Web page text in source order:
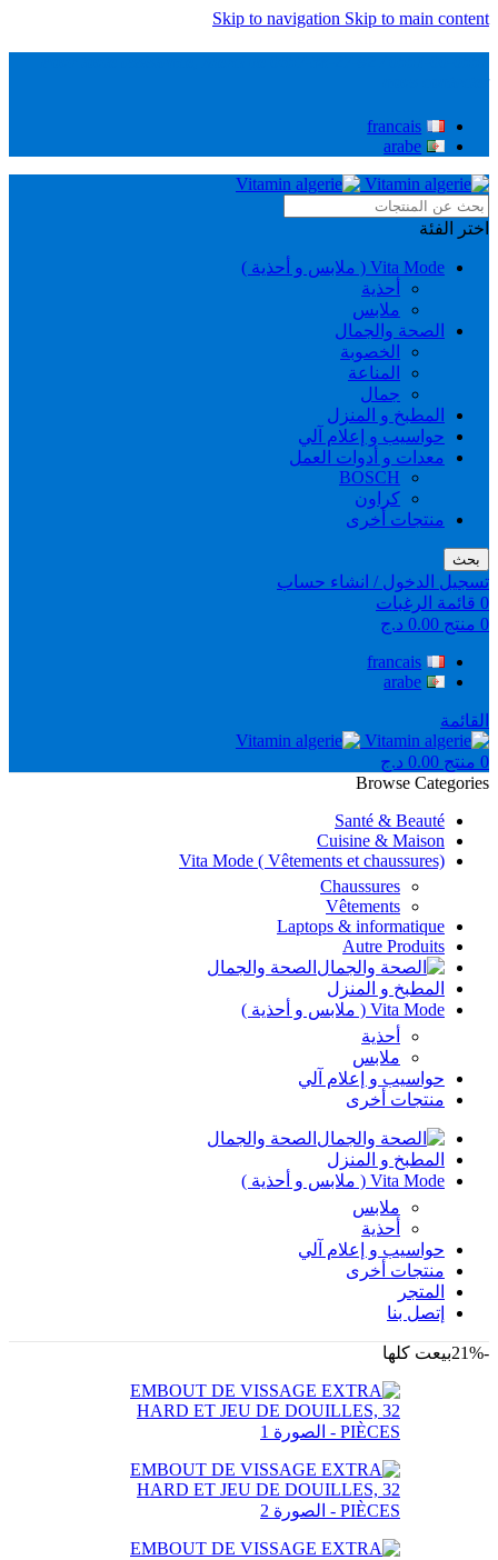
Skip to navigation Skip to main content
francais
arabe
اختر الفئة
Vita Mode ( ملابس و أحذية )
أحذية
ملابس
الصحة والجمال
الخصوبة
المناعة
جمال
المطبخ و المنزل
حواسيب و إعلام آلي
معدات و أدوات العمل
BOSCH
كراون
منتجات أخرى
بحث
تسجيل الدخول / انشاء حساب
0 قائمة الرغبات
0 منتج 0.00 د.ج
francais
arabe
القائمة
0 منتج 0.00 د.ج
Browse Categories
Santé & Beauté
Cuisine & Maison
Vita Mode ( Vêtements et chaussures)
Chaussures
Vêtements
Laptops & informatique
Autre Produits
الصحة والجمال
المطبخ و المنزل
Vita Mode ( ملابس و أحذية )
أحذية
ملابس
حواسيب و إعلام آلي
منتجات أخرى
الصحة والجمال
المطبخ و المنزل
Vita Mode ( ملابس و أحذية )
ملابس
أحذية
حواسيب و إعلام آلي
منتجات أخرى
المتجر
إتصل بنا
-21% بيعت كلها